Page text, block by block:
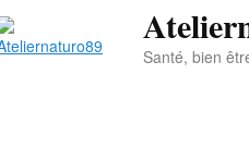
Santé, bien